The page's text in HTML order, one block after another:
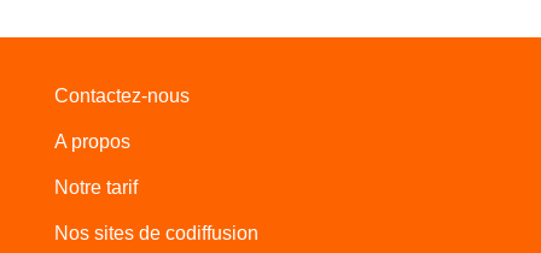
Contactez-nous
A propos
Notre tarif
Nos sites de codiffusion